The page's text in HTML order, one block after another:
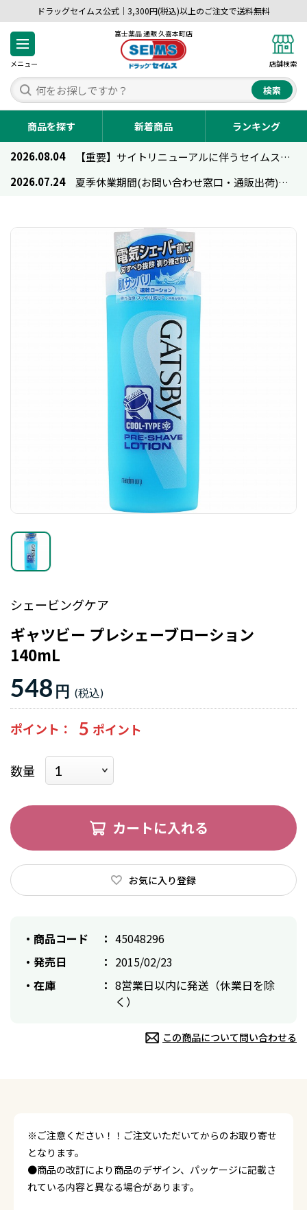
ドラッグセイムス公式｜3,300円(税込)以上のご注文で送料無料
メニュー
富士薬品 通販 久喜本町店
店舗検索
検索
商品を探す 新着商品 ランキング
2026.08.04
【重要】サイトリニューアルに伴うセイムス通販のご利用について
2026.07.24
夏季休業期間(お問い合わせ窓口・通販出荷)のお知らせ
シェービングケア
ギャツビー プレシェーブローション
140mL
548 円
ポイント 5
数量
カートに入れる
お気に入り登録
商品コード
45048296
発売日
2015/02/23
在庫
8営業日以内に発送（休業日を除
く）
この商品について問い合わせる
※ご注意ください！！ご注文いただいてからのお取り寄せ
となります。
●商品の改訂により商品のデザイン、パッケージに記載さ
れている内容と異なる場合があります。